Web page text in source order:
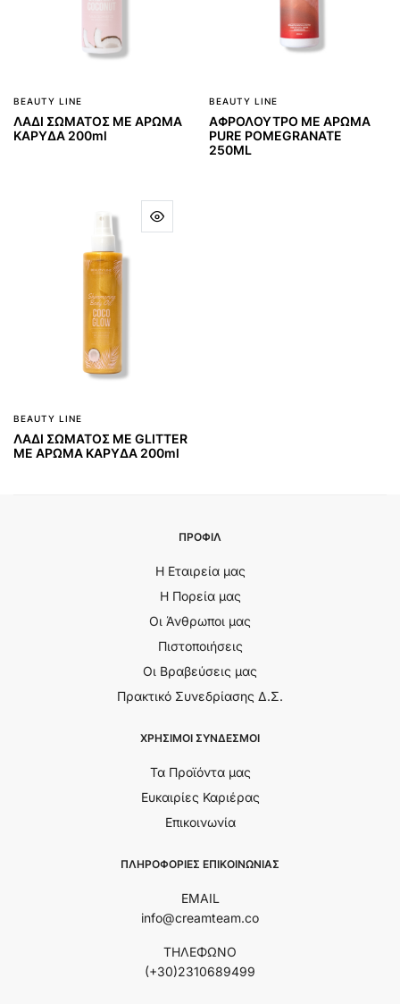
BEAUTY LINE
ΛΑΔΙ ΣΩΜΑΤΟΣ ΜΕ ΑΡΩΜΑ
ΚΑΡΥΔΑ 200ml
BEAUTY LINE
ΑΦΡΟΛΟΥΤΡΟ ΜΕ ΑΡΩΜΑ
PURE POMEGRANATE
250ML
BEAUTY LINE
ΛΑΔΙ ΣΩΜΑΤΟΣ ΜΕ GLITTER
ΜΕ ΑΡΩΜΑ ΚΑΡΥΔΑ 200ml
ΠΡΟΦΙΛ
Η Εταιρεία μας
Η Πορεία μας
Οι Άνθρωποι μας
Πιστοποιήσεις
Οι Βραβεύσεις μας
Πρακτικό Συνεδρίασης Δ.Σ.
ΧΡΗΣΙΜΟΙ ΣΥΝΔΕΣΜΟΙ
Τα Προϊόντα μας
Ευκαιρίες Καριέρας
Επικοινωνία
ΠΛΗΡΟΦΟΡΙΕΣ ΕΠΙΚΟΙΝΩΝΙΑΣ
EMAIL
info@creamteam.co
ΤΗΛΕΦΩΝΟ
(+30)2310689499